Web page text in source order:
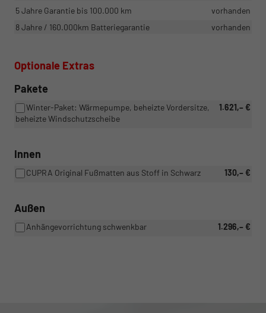
5 Jahre Garantie bis 100.000 km
vorhanden
8 Jahre / 160.000km Batteriegarantie
vorhanden
Optionale Extras
Pakete
1.621,– €
Winter-Paket: Wärmepumpe, beheizte Vordersitze,
beheizte Windschutzscheibe
Innen
130,– €
CUPRA Original Fußmatten aus Stoff in Schwarz
Außen
1.296,– €
Anhängevorrichtung schwenkbar